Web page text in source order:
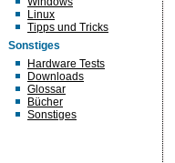
Linux
Tipps und Tricks
Sonstiges
Hardware Tests
Downloads
Glossar
Bücher
Sonstiges